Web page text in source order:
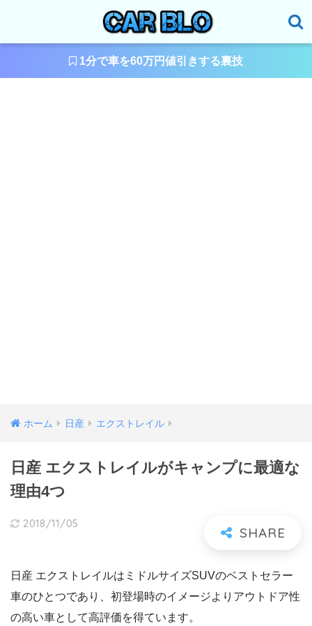
1分で車を60万円値引きする裏技
ホーム 日産 エクストレイル
日産 エクストレイルがキャンプに最適な
理由4つ
2018/11/05
日産 エクストレイルはミドルサイズSUVのベストセラー
車のひとつであり、初登場時のイメージよりアウトドア性
の高い車として高評価を得ています。